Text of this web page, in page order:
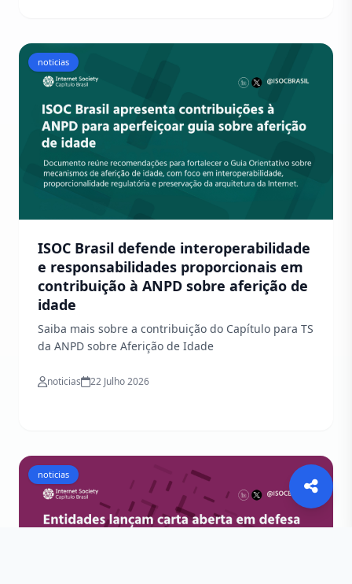
noticias
ISOC Brasil defende interoperabilidade
e responsabilidades proporcionais em
contribuição à ANPD sobre aferição de
idade
Saiba mais sobre a contribuição do Capítulo para TS
da ANPD sobre Aferição de Idade
noticias 22 Julho 2026
noticias